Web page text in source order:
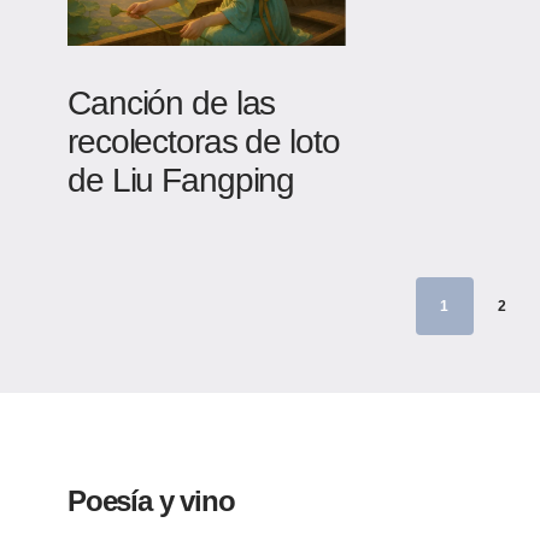
Canción de las
recolectoras de loto
de Liu Fangping
1 2
Poesía y vino